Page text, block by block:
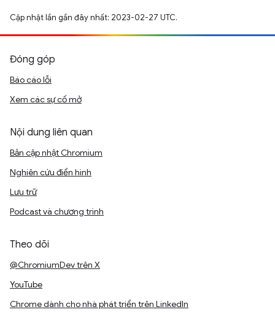
Cập nhật lần gần đây nhất: 2023-02-27 UTC.
Đóng góp
Báo cáo lỗi
Xem các sự cố mở
Nội dung liên quan
Bản cập nhật Chromium
Nghiên cứu điển hình
Lưu trữ
Podcast và chương trình
Theo dõi
@ChromiumDev trên X
YouTube
Chrome dành cho nhà phát triển trên LinkedIn